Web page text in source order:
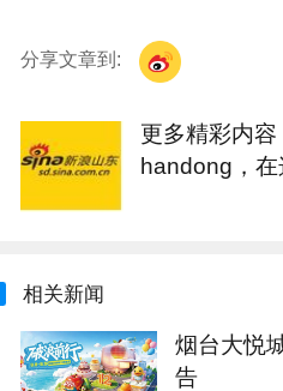
分享文章到:
更多精彩内
handong，在
相关新闻
烟台大悦
告